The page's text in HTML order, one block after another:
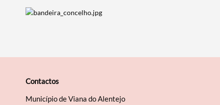
Contactos
Município de Viana do Alentejo